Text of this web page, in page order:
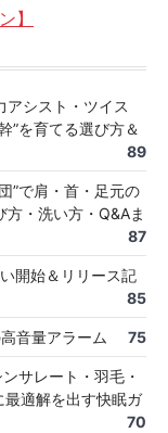
】
アシスト・ツイス
”を育てる選び方＆
89
”で肩・首・足元の
・洗い方・Q&Aま
87
開始＆リリース記
85
音量アラーム 75
サレート・羽毛・
適解を出す快眠ガ
70